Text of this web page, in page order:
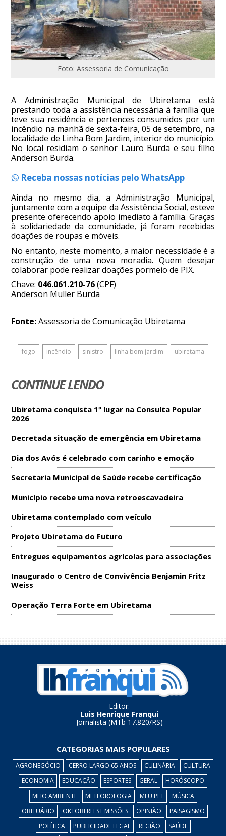
Foto: Assessoria de Comunicação
A Administração Municipal de Ubiretama está
prestando toda a assistência necessária à família que
teve sua residência e pertences consumidos por um
incêndio na manhã de sexta-feira, 05 de setembro, na
localidade de Linha Bom Jardim, interior do município.
No local residiam o senhor Lauro Burda e seu filho
Anderson Burda.
Receba nossas notícias pelo WhatsApp
Ainda no mesmo dia, a Administração Municipal,
juntamente com a equipe da Assistência Social, esteve
presente oferecendo apoio imediato à família. Graças
à solidariedade da comunidade, já foram recebidas
doações de roupas e móveis.
No entanto, neste momento, a maior necessidade é a
construção de uma nova moradia. Quem desejar
colaborar pode realizar doações pormeio de PIX.
Chave: 046.061.210-76(CPF)
Anderson Muller Burda
Fonte:Assessoria de Comunicação Ubiretama
fogo incêndio sinistro linha bom jardim ubiretama
CONTINUE LENDO
Ubiretama conquista 1º lugar na Consulta Popular
2026
Decretada situação de emergência em Ubiretama
Dia dos Avós é celebrado com carinho e emoção
Secretaria Municipal de Saúde recebe certificação
Município recebe uma nova retroescavadeira
Ubiretama contemplado com veículo
Projeto Ubiretama do Futuro
Entregues equipamentos agrícolas para associações
Inaugurado o Centro de Convivência Benjamin Fritz
Weiss
Operação Terra Forte em Ubiretama
Editor:
Luis Henrique Franqui
Jornalista (MTb 17.820/RS)
CATEGORIAS MAIS POPULARES
AGRONEGÓCIO CERRO LARGO 65 ANOS CULINÁRIA
CULTURA
ECONOMIA
EDUCAÇÃO ESPORTES GERAL
HORÓSCOPO
MEIO AMBIENTE
METEOROLOGIA MEU PET
MÚSICA
OBITUÁRIO
OKTOBERFEST MISSÕES OPINIÃO
PAISAGISMO
POLÍTICA
PUBLICIDADE LEGAL REGIÃO SAÚDE